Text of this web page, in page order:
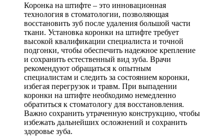
Коронка на штифте – это инновационная
технология в стоматологии, позволяющая
восстановить зуб после удаления большой части
ткани. Установка коронки на штифте требует
высокой квалификации специалиста и точной
подгонки, чтобы обеспечить надежное крепление
и сохранить естественный вид зуба. Врачи
рекомендуют обращаться к опытным
специалистам и следить за состоянием коронки,
избегая перегрузок и травм. При выпадении
коронки на штифте необходимо немедленно
обратиться к стоматологу для восстановления.
Важно сохранить утраченную конструкцию, чтобы
избежать дальнейших осложнений и сохранить
здоровье зуба.